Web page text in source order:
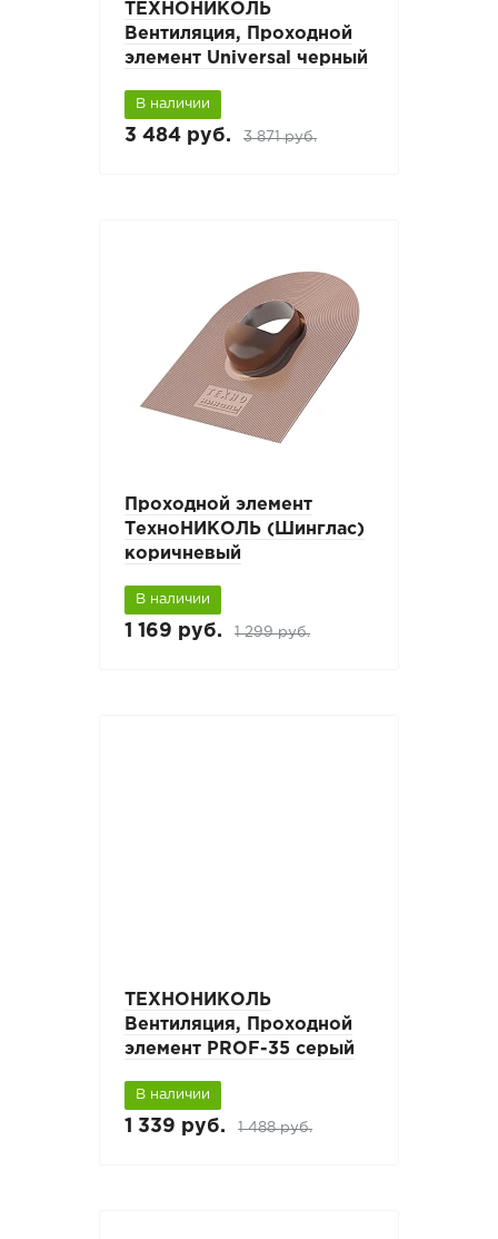
ТЕХНОНИКОЛЬ
Вентиляция, Проходной
элемент Universal черный
В наличии
3 484 руб. 3 871 руб.
Проходной элемент
ТехноНИКОЛЬ (Шинглас)
коричневый
В наличии
1 169 руб. 1 299 руб.
ТЕХНОНИКОЛЬ
Вентиляция, Проходной
элемент PROF-35 серый
В наличии
1 339 руб. 1 488 руб.